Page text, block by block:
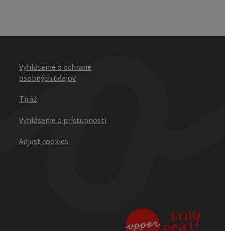
Vyhlásenie o ochrane
osobných údajov
Tiráž
Vyhlásenie o prístupnosti
Adjust cookies